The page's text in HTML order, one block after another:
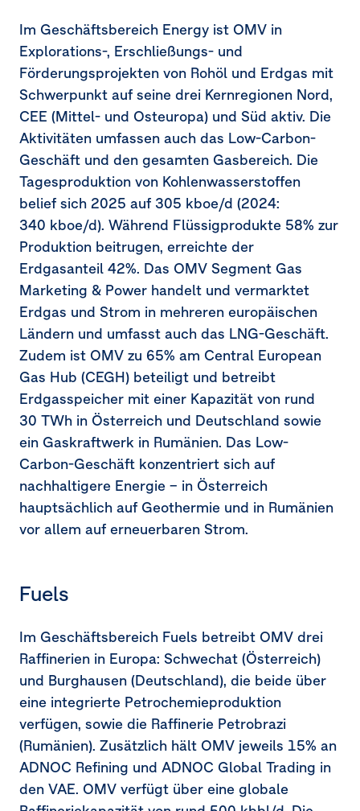
Im Geschäftsbereich Energy ist OMV in
Explorations-, Erschließungs- und
Förderungsprojekten von Rohöl und Erdgas mit
Schwerpunkt auf seine drei Kernregionen Nord,
CEE (Mittel- und Osteuropa) und Süd aktiv. Die
Aktivitäten umfassen auch das Low-Carbon-
Geschäft und den gesamten Gasbereich. Die
Tagesproduktion von Kohlenwasserstoffen
belief sich 2025 auf 305 kboe/d (2024:
340 kboe/d). Während Flüssigprodukte 58% zur
Produktion beitrugen, erreichte der
Erdgasanteil 42%. Das OMV Segment Gas
Marketing & Power handelt und vermarktet
Erdgas und Strom in mehreren europäischen
Ländern und umfasst auch das LNG-Geschäft.
Zudem ist OMV zu 65% am Central European
Gas Hub (CEGH) beteiligt und betreibt
Erdgasspeicher mit einer Kapazität von rund
30 TWh in Österreich und Deutschland sowie
ein Gaskraftwerk in Rumänien. Das Low-
Carbon-Geschäft konzentriert sich auf
nachhaltigere Energie – in Österreich
hauptsächlich auf Geothermie und in Rumänien
vor allem auf erneuerbaren Strom.
Fuels
Im Geschäftsbereich Fuels betreibt OMV drei
Raffinerien in Europa: Schwechat (Österreich)
und Burghausen (Deutschland), die beide über
eine integrierte Petrochemieproduktion
verfügen, sowie die Raffinerie Petrobrazi
(Rumänien). Zusätzlich hält OMV jeweils 15% an
ADNOC Refining und ADNOC Global Trading in
den VAE. OMV verfügt über eine globale